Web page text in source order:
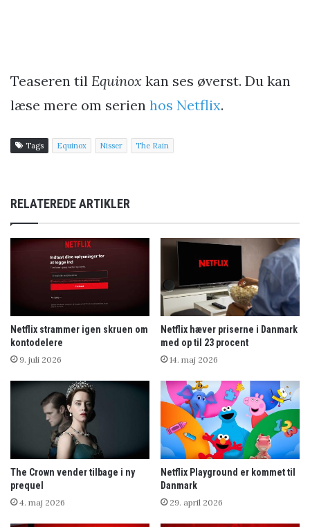
Teaseren til Equinox kan ses øverst. Du kan
læse mere om serien hos Netflix.
Tags Equinox Nisser The Rain
RELATEREDE ARTIKLER
Netflix strammer igen skruen om
kontodelere
9. juli 2026
Netflix hæver priserne i Danmark
med op til 23 procent
14. maj 2026
The Crown vender tilbage i ny
prequel
4. maj 2026
Netflix Playground er kommet til
Danmark
29. april 2026